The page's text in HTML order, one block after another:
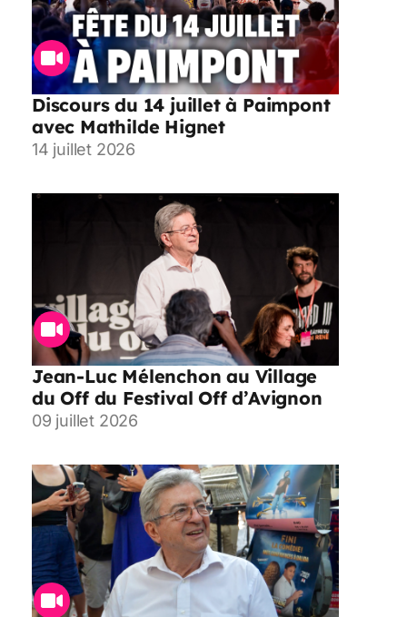
Discours du 14 juillet à Paimpont
avec Mathilde Hignet
14 juillet 2026
Jean-Luc Mélenchon au Village
du Off du Festival Off d’Avignon
09 juillet 2026